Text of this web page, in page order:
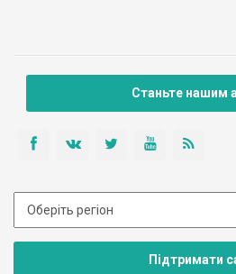
Станьте нашим
Підтримати